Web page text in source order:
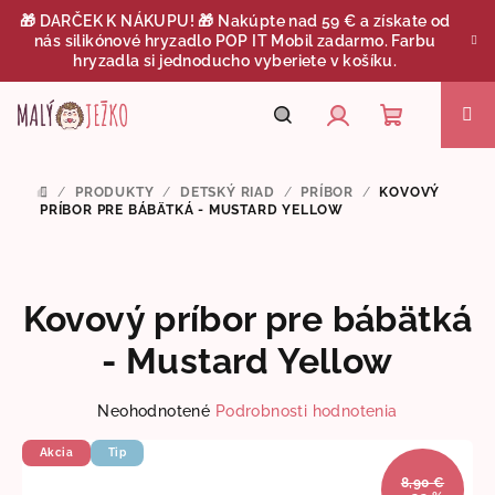
Prejsť
🎁 DARČEK K NÁKUPU! 🎁 Nakúpte nad 59 € a získate od
nás silikónové hryzadlo POP IT Mobil zadarmo. Farbu
hryzadla si jednoducho vyberiete v košíku.
Nákupný
DOMOV
/ PRODUKTY / DETSKÝ RIAD / PRÍBOR /
KOVOVÝ
PRÍBOR PRE BÁBÄTKÁ - MUSTARD YELLOW
Kovový príbor pre bábätká
- Mustard Yellow
Priemerné
produktu
Neohodnotené Podrobnosti hodnotenia
Akcia Tip
8,90 €